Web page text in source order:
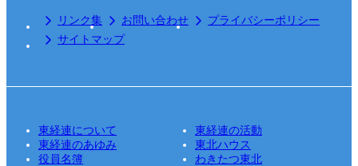
リンク集 お問い合わせ
プライバシーポリシー
サイトマップ
東経連について
東経連の活動
東経連のあゆみ
東北ハウス
役員名簿
わきたつ東北